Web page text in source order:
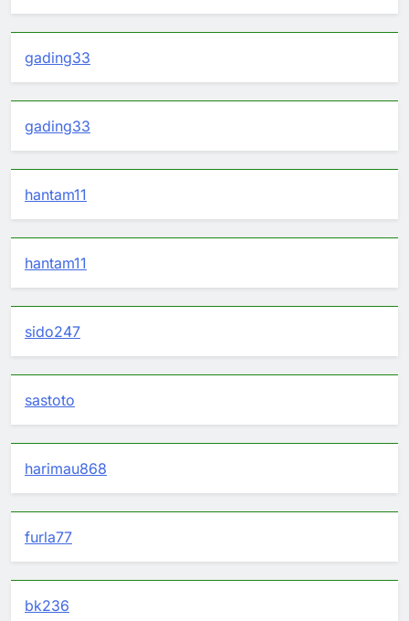
gading33
gading33
hantam11
hantam11
sido247
sastoto
harimau868
furla77
bk236